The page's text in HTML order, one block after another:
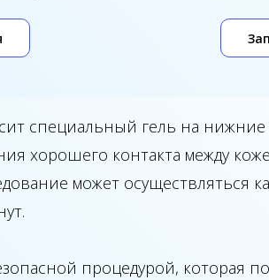
специальный гель на
хорошего контакта между
может осуществляться
процедурой, которая